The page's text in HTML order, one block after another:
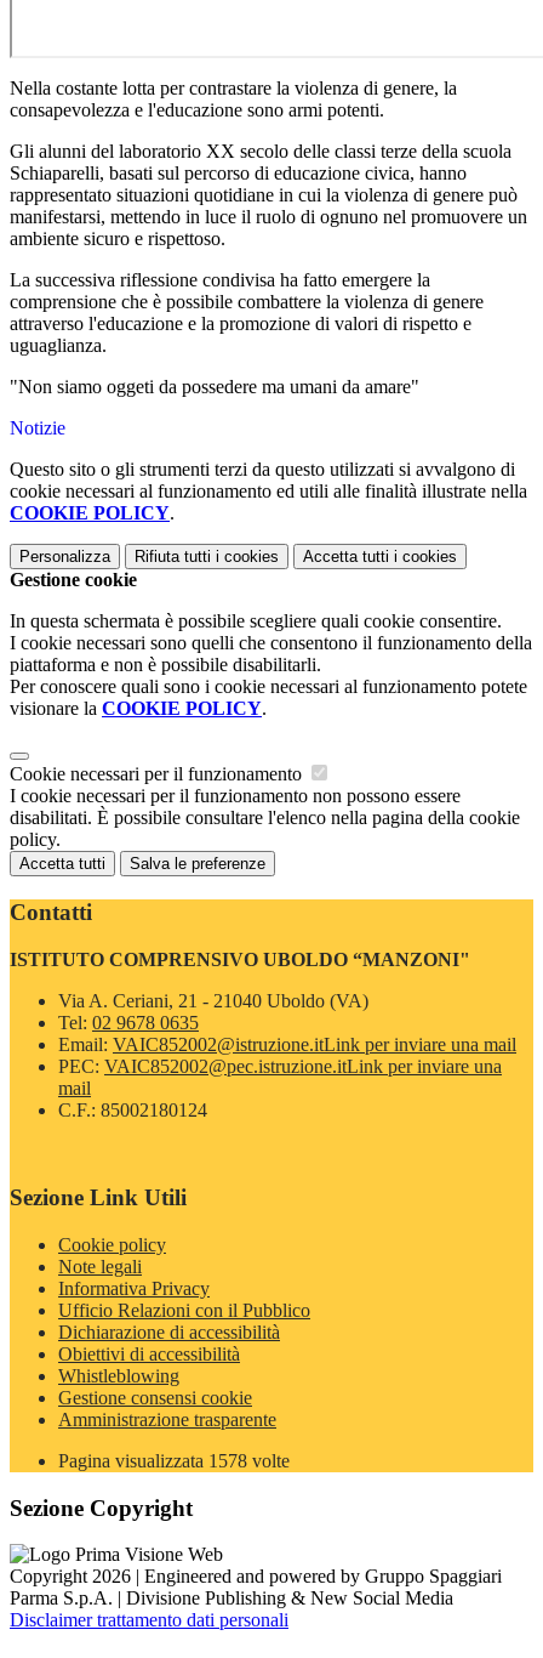
Nella costante lotta per contrastare la violenza di genere, la
consapevolezza e l'educazione sono armi potenti.
Gli alunni del laboratorio XX secolo delle classi terze della scuola
Schiaparelli, basati sul percorso di educazione civica, hanno
rappresentato situazioni quotidiane in cui la violenza di genere può
manifestarsi, mettendo in luce il ruolo di ognuno nel promuovere un
ambiente sicuro e rispettoso.
La successiva riflessione condivisa ha fatto emergere la
comprensione che è possibile combattere la violenza di genere
attraverso l'educazione e la promozione di valori di rispetto e
uguaglianza.
"Non siamo oggeti da possedere ma umani da amare"
Notizie
Questo sito o gli strumenti terzi da questo utilizzati si avvalgono di
cookie necessari al funzionamento ed utili alle finalità illustrate nella
COOKIE POLICY.
Personalizza Rifiuta tutti i cookies Accetta tutti i cookies
Gestione cookie
In questa schermata è possibile scegliere quali cookie consentire.
I cookie necessari sono quelli che consentono il funzionamento della
piattaforma e non è possibile disabilitarli.
Per conoscere quali sono i cookie necessari al funzionamento potete
visionare la COOKIE POLICY.
Cookie necessari per il funzionamento
I cookie necessari per il funzionamento non possono essere
disabilitati. È possibile consultare l'elenco nella pagina della cookie
policy.
Accetta tutti Salva le preferenze
Contatti
ISTITUTO COMPRENSIVO UBOLDO “MANZONI"
Via A. Ceriani, 21 - 21040 Uboldo (VA)
Tel: 02 9678 0635
Email: VAIC852002@istruzione.itLink per inviare una mail
PEC: VAIC852002@pec.istruzione.itLink per inviare una
mail
C.F.: 85002180124
Sezione Link Utili
Cookie policy
Note legali
Informativa Privacy
Ufficio Relazioni con il Pubblico
Dichiarazione di accessibilità
Obiettivi di accessibilità
Whistleblowing
Gestione consensi cookie
Amministrazione trasparente
Pagina visualizzata 1578 volte
Sezione Copyright
Copyright 2026 | Engineered and powered by Gruppo Spaggiari
Parma S.p.A. | Divisione Publishing & New Social Media
Disclaimer trattamento dati personali